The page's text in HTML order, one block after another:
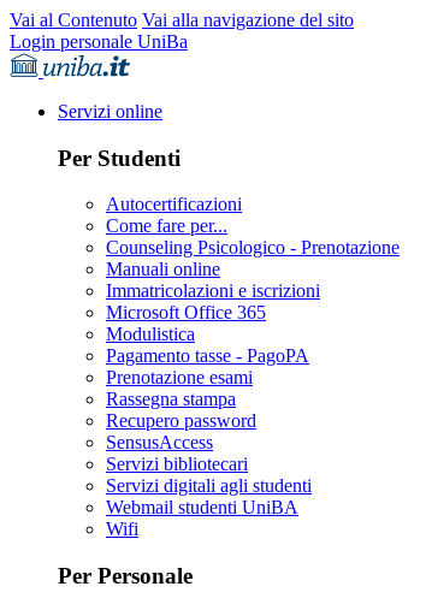
Vai al Contenuto Vai alla navigazione del sito
Login personale UniBa
Servizi online
Per Studenti
Autocertificazioni
Come fare per...
Counseling Psicologico - Prenotazione
Manuali online
Immatricolazioni e iscrizioni
Microsoft Office 365
Modulistica
Pagamento tasse - PagoPA
Prenotazione esami
Rassegna stampa
Recupero password
SensusAccess
Servizi bibliotecari
Servizi digitali agli studenti
Webmail studenti UniBA
Wifi
Per Personale